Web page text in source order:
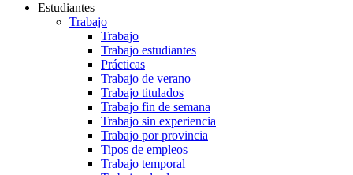
Estudiantes
Trabajo
Trabajo
Trabajo estudiantes
Prácticas
Trabajo de verano
Trabajo titulados
Trabajo fin de semana
Trabajo sin experiencia
Trabajo por provincia
Tipos de empleos
Trabajo temporal